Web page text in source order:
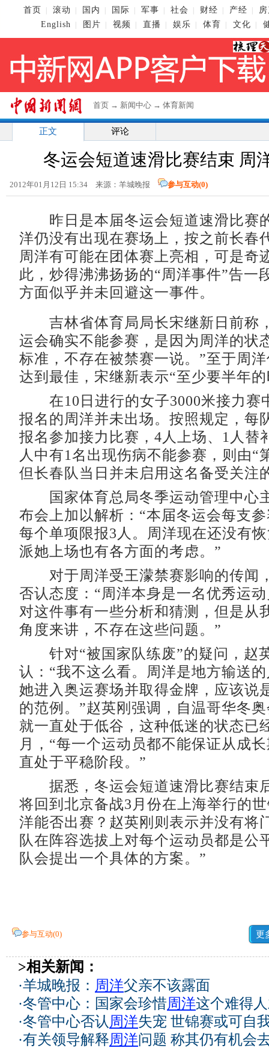
首页 滚动 国内 国际 军事 社会 财经 产经
English
图片 视频 直播 娱乐 体育 文化
首页 → 新闻中心 → 体育新闻
正文 评论
冬运会短道速滑比赛结束 周
2012年01月12日 15:34 来源：羊城晚报 参与互动(0)
昨日是本届冬运会短道速滑比赛
洋仍没有出现在赛场上，按之前长春
周洋有可能在团体赛上亮相，可是奇
此，炒得沸沸扬扬的“周洋事件”告一
方面似乎并未回避这一事件。
吉林省体育局局长宋继新日前称
运会确实不能参赛，是因为周洋的状
标准，不存在被禁赛一说。”至于周
达到最佳，宋继新表示“至少要半年
在10日进行的女子3000米接力赛
报名的周洋并未出场。按照规定，每
报名参加接力比赛，4人上场、1人替
人中有1名出现伤病不能参赛，则由“
但长春队当日并未启用这名备受关注
国家体育总局冬季运动管理中心
布会上加以解析：“本届冬运会每支
每个单项限报3人。周洋现在还没有
派她上场也有各方面的考虑。”
对于周洋受王濛禁赛影响的传闻
否认态度：“周洋本身是一名优秀运
对这件事有一些分析和猜测，但是从
角度来讲，不存在这些问题。”
针对“被国家队练废”的疑问，赵
认：“我不这么看。周洋是地方输送
她进入奥运赛场并取得金牌，应该说
的范例。”赵英刚强调，自温哥华冬
就一直处于低谷，这种低迷的状态已
月，“每一个运动员都不能保证从成
直处于平稳阶段。”
据悉，冬运会短道速滑比赛结束
将回到北京备战3月份在上海举行的
洋能否出赛？赵英刚则表示并没有将
队在阵容选拔上对每个运动员都是公
队会提出一个具体的方案。”
参与互动(0) 更
>相关新闻：
·羊城晚报： 周洋父亲不该露面
·冬管中心：国家会珍惜周洋这个难得
·冬管中心否认周洋失宠 世锦赛或可自
·有关领导解释周洋问题 称其仍有机会